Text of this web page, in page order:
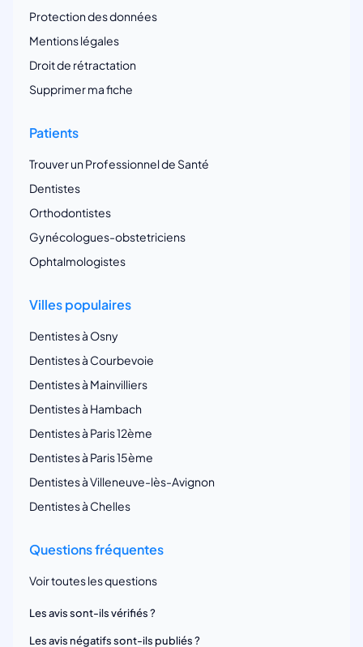
Protection des données
Mentions légales
Droit de rétractation
Supprimer ma fiche
Patients
Trouver un Professionnel de Santé
Dentistes
Orthodontistes
Gynécologues-obstetriciens
Ophtalmologistes
Villes populaires
Dentistes à Osny
Dentistes à Courbevoie
Dentistes à Mainvilliers
Dentistes à Hambach
Dentistes à Paris 12ème
Dentistes à Paris 15ème
Dentistes à Villeneuve-lès-Avignon
Dentistes à Chelles
Questions fréquentes
Voir toutes les questions
Les avis sont-ils vérifiés ?
Les avis négatifs sont-ils publiés ?